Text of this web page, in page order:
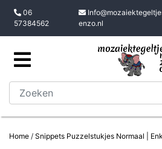
06
57384562
enzo.nl
Home / Snippets Puzzelstukjes Normaal |